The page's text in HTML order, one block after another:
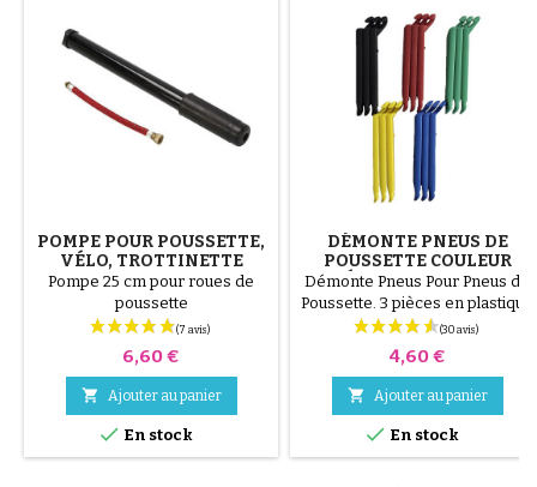
POMPE POUR POUSSETTE,
VÉLO, TROTTINETTE
Pompe 25 cm pour roues de
poussette
Prix
6,60 €
 Ajouter au panier
 En stock
DÉMONTE PNEUS DE
POUSSETTE COULEUR
ALÉATOIRE 1 LOT DE 3
PIÈCES
Démonte Pneus Pour Pneus de
Poussette. 3 pièces en plastique
de haute qualité, couleur
aléatoire, noir, rouge, vert,
jaune et bleu ou 3 pièces en
acier ( gris ) Le montage du
uniquement à la main, cela évite
de percer la chambre à air.
Prix
4,60 €
 Ajouter au panier
 En stock